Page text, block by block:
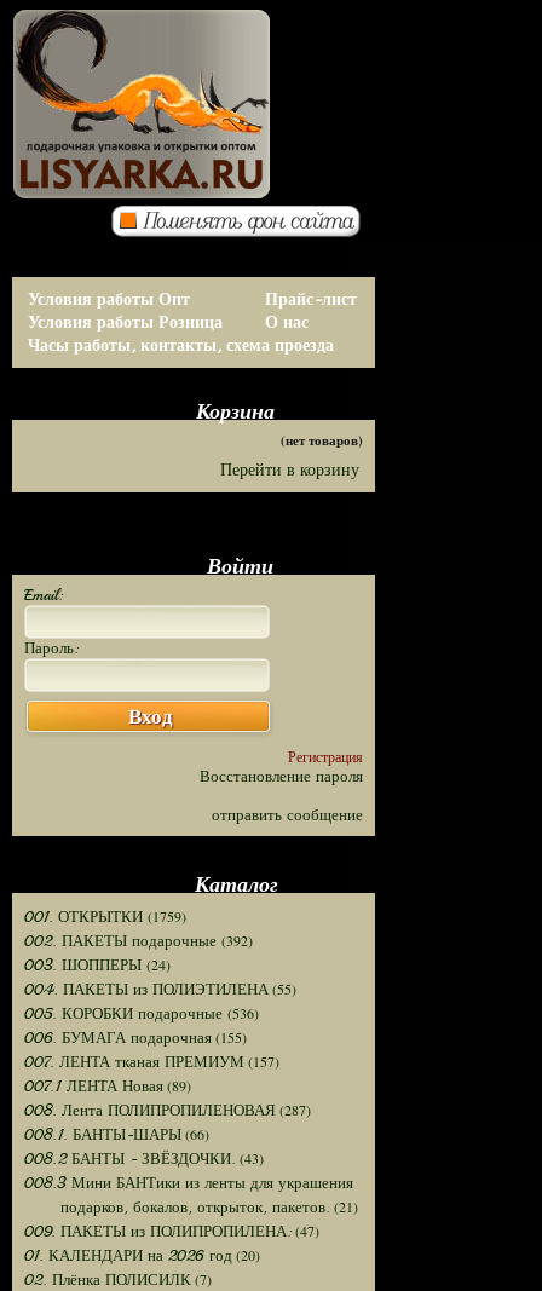
Условия работы Опт
Условия работы Розница
Прайс-лист
О нас
Часы работы, контакты, схема проезда
Корзина
(нет товаров)
Перейти в корзину
Войти
Email:
Пароль:
Вход
Регистрация
Восстановление пароля
отправить сообщение
Каталог
001. ОТКРЫТКИ (1759)
002. ПАКЕТЫ подарочные (392)
003. ШОППЕРЫ (24)
004. ПАКЕТЫ из ПОЛИЭТИЛЕНА(55)
005. КОРОБКИ подарочные (536)
006. БУМАГА подарочная(155)
007. ЛЕНТА тканая ПРЕМИУМ (157)
007.1 ЛЕНТА Новая(89)
008. Лента ПОЛИПРОПИЛЕНОВАЯ (287)
008.1. БАНТЫ-ШАРЫ(66)
008.2 БАНТЫ - ЗВЁЗДОЧКИ. (43)
008.3 Мини БАНТики из ленты для украшения
подарков, бокалов, открыток, пакетов. (21)
009. ПАКЕТЫ из ПОЛИПРОПИЛЕНА:(47)
01. КАЛЕНДАРИ на 2026 год (20)
02. Плёнка ПОЛИСИЛК(7)